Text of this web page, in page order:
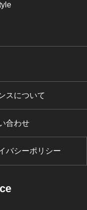
スについて
合わせ
バシーポリシー